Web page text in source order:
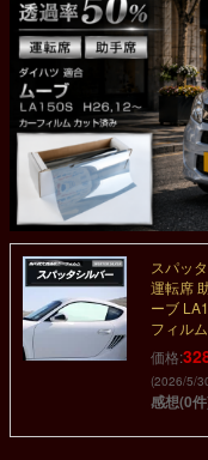
スパッ
運転席
ーブ
フィル
価格:
(2026/5/
感想(0